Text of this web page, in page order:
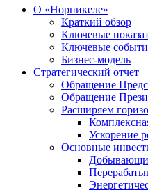
О «Норникеле»
Краткий обзор
Ключевые
Ключевые
Бизнес-модель
Стратегический отчет
Обращение
Обращение
Расширяем
Ускорение
Основные